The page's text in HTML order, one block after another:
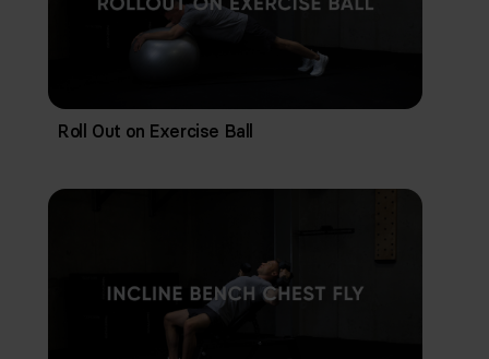
Roll Out on Exercise Ball